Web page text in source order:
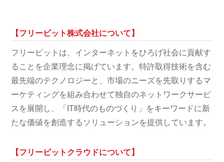
【フリービット株式会社について】
フリービットは、インターネットをひろげ社会に貢献す
ることを企業理念に掲げています。特許取得技術を含む
最先端のテクノロジーと、市場のニーズを先取りするマ
ーケティングを組み合わせて独自のネットワークサービ
スを展開し、「IT時代のものづくり」をキーワードに新
たな価値を創造するソリューションを提供しています。
【フリービットクラウドについて】